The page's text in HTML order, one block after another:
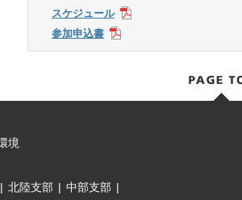
スケジュール
参加申込書
境
| 北陸支部 | 中部支部 |